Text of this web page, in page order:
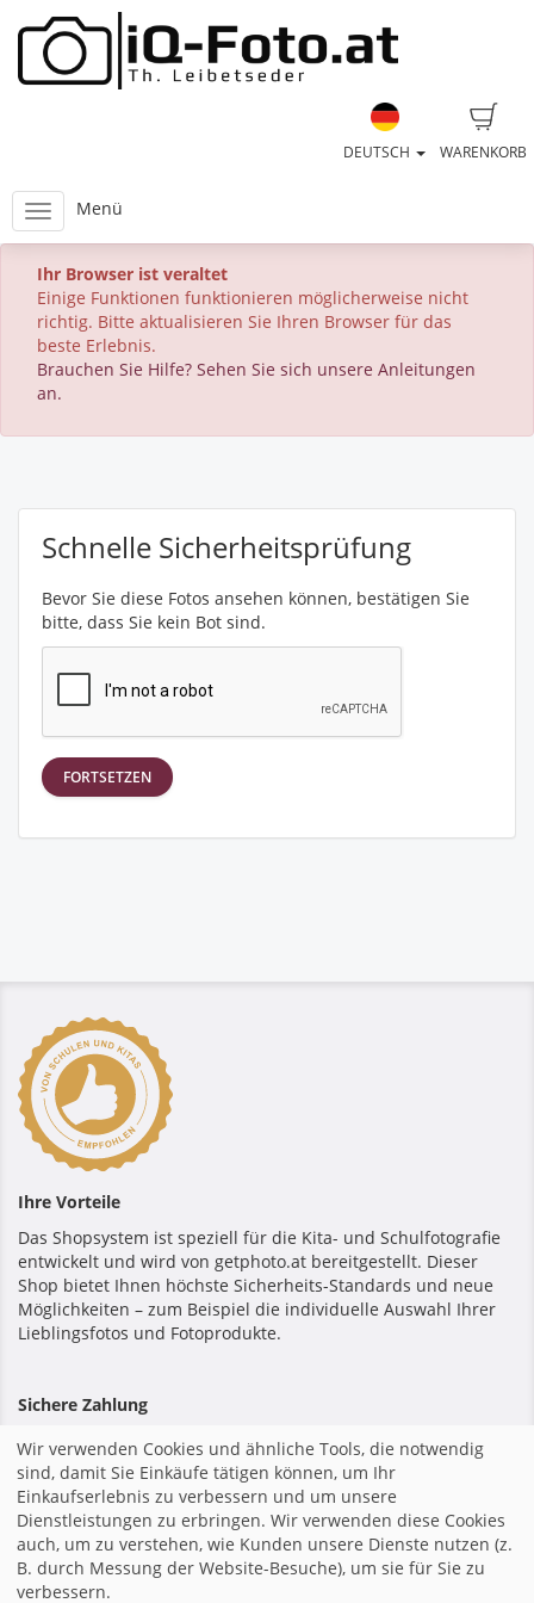
WARENKORB
DEUTSCH
Menü
Ihr Browser ist veraltet
Einige Funktionen funktionieren möglicherweise nicht
richtig. Bitte aktualisieren Sie Ihren Browser für das
beste Erlebnis.
Brauchen Sie Hilfe? Sehen Sie sich unsere Anleitungen
an.
Schnelle Sicherheitsprüfung
Bevor Sie diese Fotos ansehen können, bestätigen Sie
bitte, dass Sie kein Bot sind.
FORTSETZEN
Ihre Vorteile
Das Shopsystem ist speziell für die Kita- und Schulfotografie
entwickelt und wird von getphoto.at bereitgestellt. Dieser
Shop bietet Ihnen höchste Sicherheits-Standards und neue
Möglichkeiten – zum Beispiel die individuelle Auswahl Ihrer
Lieblingsfotos und Fotoprodukte.
Sichere Zahlung
Startseite|Impressum|Allgemeine Geschäftsbedingungen
|Datenschutzerklärung| Shopsystem von GotPhoto |
Wir verwenden Cookies und ähnliche Tools, die notwendig
sind, damit Sie Einkäufe tätigen können, um Ihr
Einkaufserlebnis zu verbessern und um unsere
Dienstleistungen zu erbringen. Wir verwenden diese Cookies
auch, um zu verstehen, wie Kunden unsere Dienste nutzen (z.
B. durch Messung der Website-Besuche), um sie für Sie zu
verbessern.